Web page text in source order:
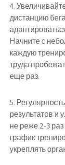
4.
дистанцию
Начните с
каждую
труда
еще раз.
5.
результатов и
не реже 2-3
график
укреплять